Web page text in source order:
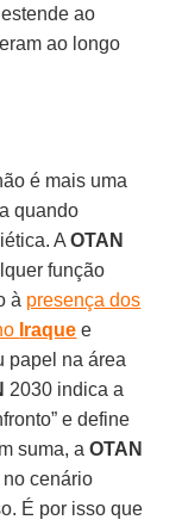
ao
ao longo
é mais uma
quando
AOTAN
função
à presença dos
Iraque e
papel na área
2030 indica a
e define
suma, aOTAN
cenário
É por isso que